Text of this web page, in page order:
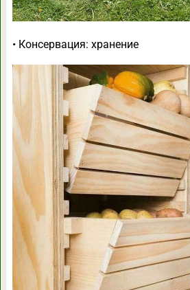
• Консервация: хранение